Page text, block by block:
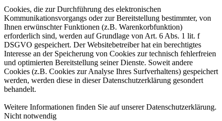
Cookies, die zur Durchführung des elektronischen
Kommunikationsvorgangs oder zur Bereitstellung bestimmter, von
Ihnen erwünschter Funktionen (z.B. Warenkorbfunktion)
erforderlich sind, werden auf Grundlage von Art. 6 Abs. 1 lit. f
DSGVO gespeichert. Der Websitebetreiber hat ein berechtigtes
Interesse an der Speicherung von Cookies zur technisch fehlerfreien
und optimierten Bereitstellung seiner Dienste. Soweit andere
Cookies (z.B. Cookies zur Analyse Ihres Surfverhaltens) gespeichert
werden, werden diese in dieser Datenschutzerklärung gesondert
behandelt.
Weitere Informationen finden Sie auf unserer Datenschutzerklärung.
Nicht notwendig